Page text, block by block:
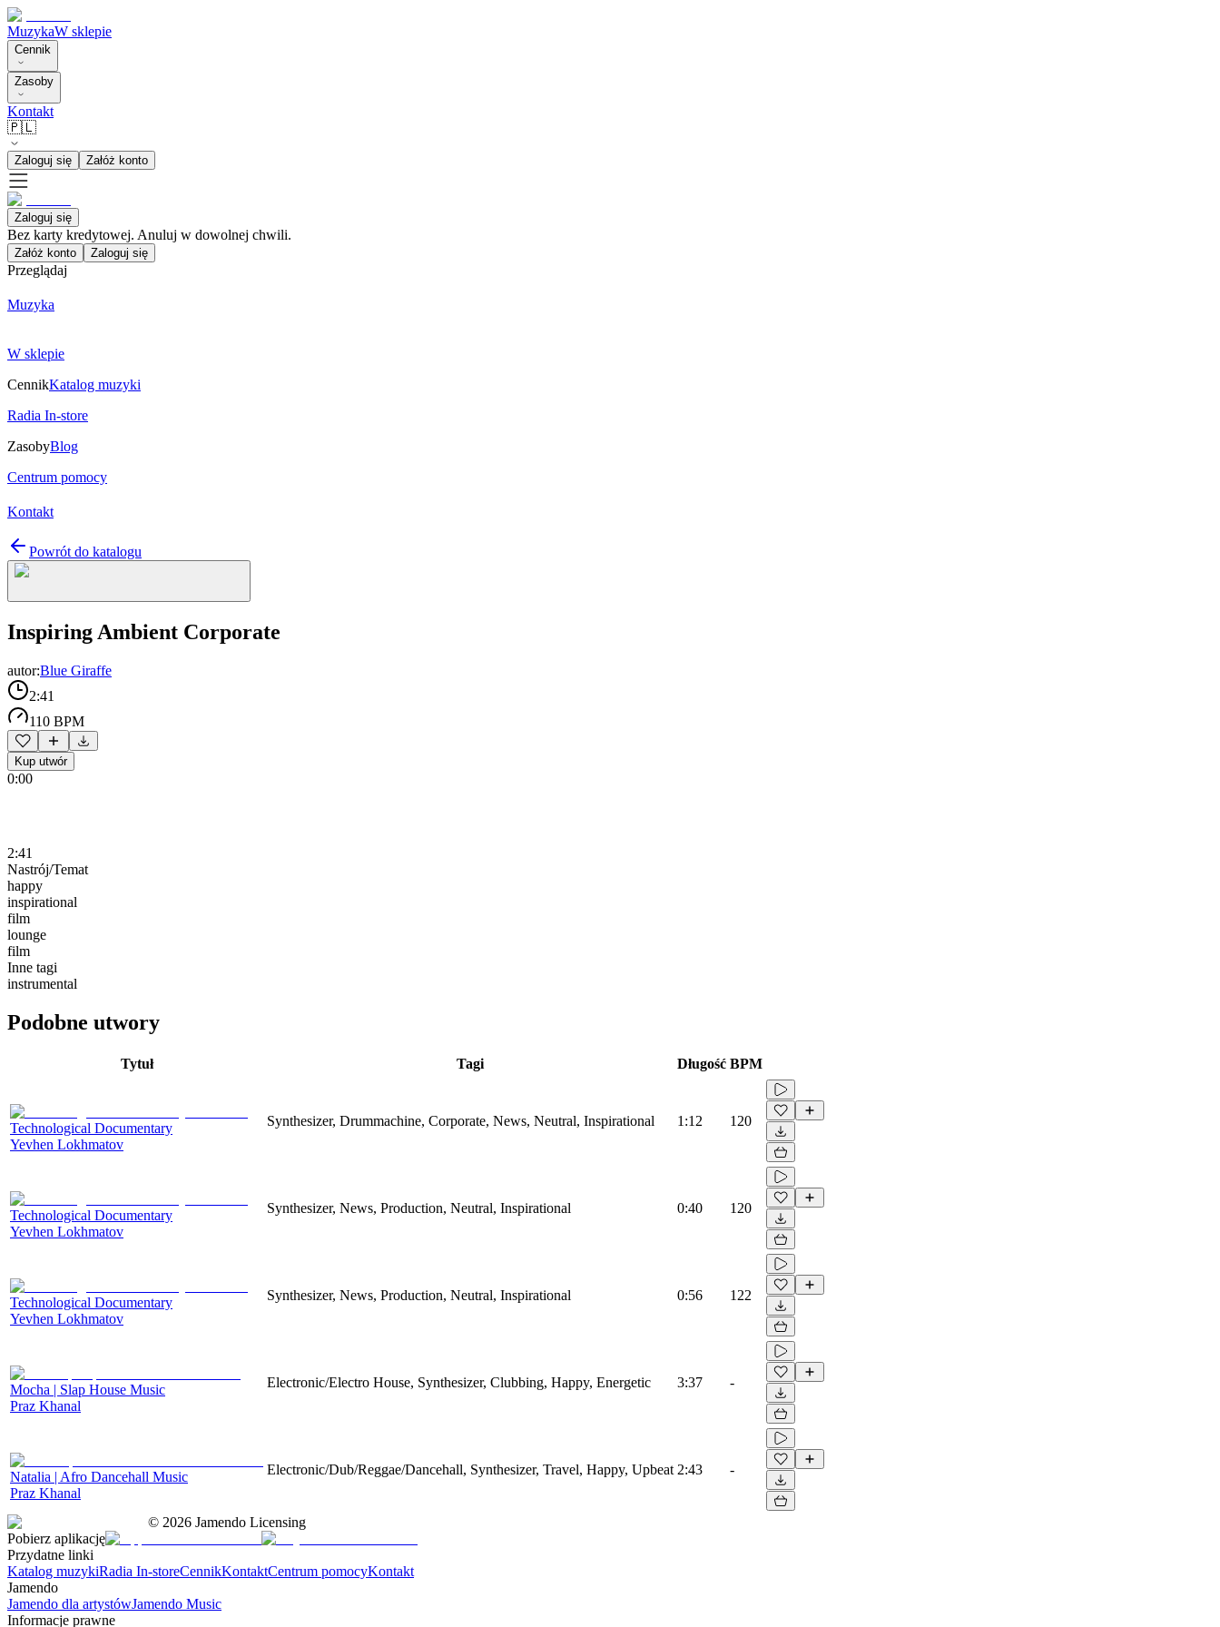
MuzykaW sklepie
Cennik
Zasoby
Kontakt
🇵🇱
Zaloguj się Załóż konto
Zaloguj się
Bez karty kredytowej. Anuluj w dowolnej chwili.
Załóż konto Zaloguj się
Przeglądaj
Muzyka
W sklepie
CennikKatalog muzyki
Radia In-store
ZasobyBlog
Centrum pomocy
Kontakt
Powrót do katalogu
Inspiring Ambient Corporate
autor:Blue Giraffe
2:41
110 BPM
Kup utwór
0:00
2:41
Nastrój/Temat
happy
inspirational
film
lounge
film
Inne tagi
instrumental
Podobne utwory
Tytuł Tagi Długość BPM
Technological Documentary
Yevhen Lokhmatov
Synthesizer, Drummachine, Corporate, News, Neutral, Inspirational 1:12 120
Technological Documentary
Yevhen Lokhmatov
Synthesizer, News, Production, Neutral, Inspirational 0:40 120
Technological Documentary
Yevhen Lokhmatov
Synthesizer, News, Production, Neutral, Inspirational 0:56 122
Mocha | Slap House Music
Praz Khanal
Electronic/Electro House, Synthesizer, Clubbing, Happy, Energetic 3:37 -
Natalia | Afro Dancehall Music
Praz Khanal
Electronic/Dub/Reggae/Dancehall, Synthesizer, Travel, Happy, Upbeat 2:43 -
© 2026 Jamendo Licensing
Pobierz aplikację
Przydatne linki
Katalog muzykiRadia In-storeCennikKontaktCentrum pomocyKontakt
Jamendo
Jamendo dla artystówJamendo Music
Informacje prawne